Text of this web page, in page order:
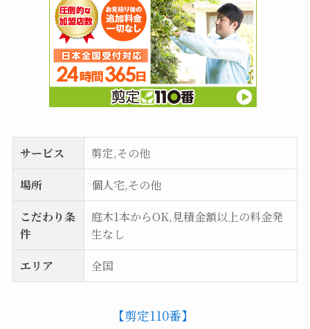
サービス
剪定,その他
場所
個人宅,その他
こだわり条
件
庭木1本からOK,見積金額以上の料金発
生なし
エリア
全国
【剪定110番】